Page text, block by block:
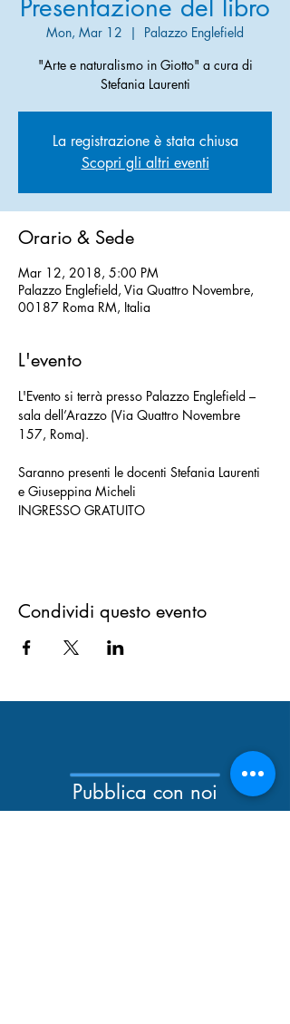
Presentazione del libro
Mon, Mar 12
  |
Palazzo Englefield
"Arte e naturalismo in Giotto" a cura di
Stefania Laurenti
La registrazione è stata chiusa
Scopri gli altri eventi
Orario & Sede
Mar 12, 2018, 5:00 PM
Palazzo Englefield, Via Quattro Novembre,
00187 Roma RM, Italia
L'evento
L'Evento si terrà presso Palazzo Englefield –
sala dell’Arazzo (Via Quattro Novembre
Saranno presenti le docenti Stefania Laurenti
INGRESSO GRATUITO
Condividi questo evento
Pubblica con noi